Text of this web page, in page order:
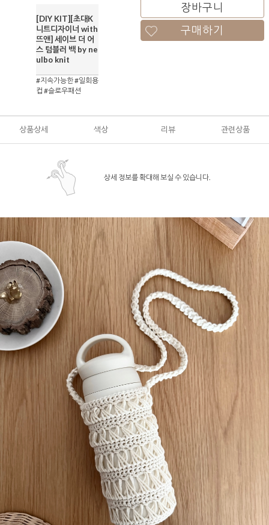
[DIY KIT][초대K
니트디자이너 with
뜨앤] 세이브 더 어
스 텀블러 백 by ne
ulbo knit
#지속가능한 #일회용
컵 #슬로우패션
장바구니
구매하기
상품상세 색상 리뷰 관련상품
상세 정보를 확대해 보실 수 있습니다.